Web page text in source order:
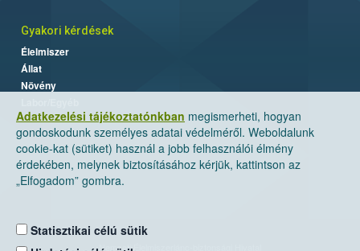
Adatkezelési tájékoztatónkban megismerheti, hogyan
gondoskodunk személyes adatai védelméről. Weboldalunk
cookie-kat (sütiket) használ a jobb felhasználói élmény
érdekében, melynek biztosításához kérjük, kattintson az
„Elfogadom” gombra.
Statisztikai célú sütik
Gyakori kérdések
Élelmiszer
Állat
Növény
Nemzeti Élelmiszerlánc-biztonsági Hivatal